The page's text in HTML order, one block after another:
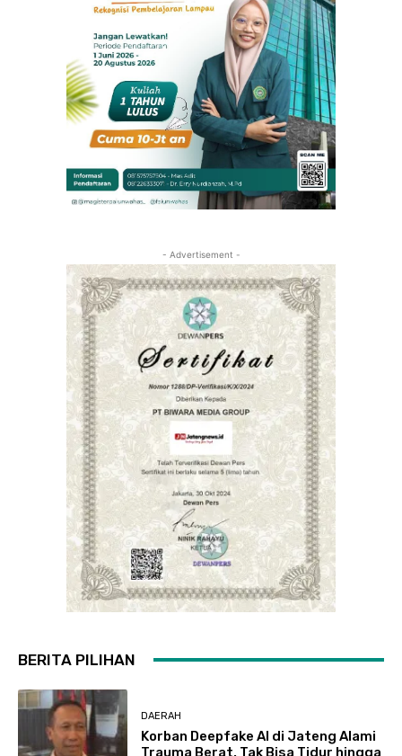
- Advertisement -
BERITA PILIHAN
DAERAH
Korban Deepfake AI di Jateng Alami